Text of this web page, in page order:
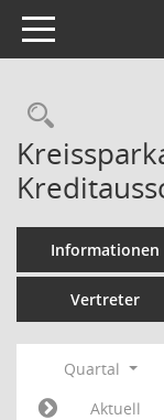
Toggle navigation
Informationen
Vertreter
Quartal
Aktuell